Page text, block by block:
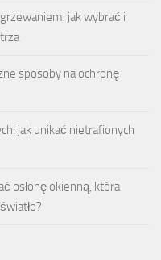
jak wybrać i
sposoby na ochronę
jak unikać nietrafionych
osłonę okienną, która